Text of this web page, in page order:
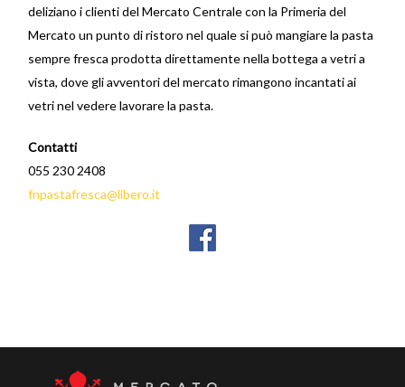
deliziano i clienti del Mercato Centrale con la Primeria del
Mercato un punto di ristoro nel quale si può mangiare la pasta
sempre fresca prodotta direttamente nella bottega a vetri a
vista, dove gli avventori del mercato rimangono incantati ai
vetri nel vedere lavorare la pasta.
Contatti
055 230 2408
fnpastafresca@libero.it